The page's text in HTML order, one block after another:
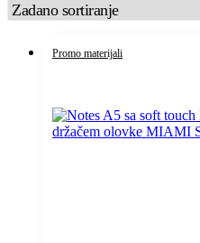
Promo materijali